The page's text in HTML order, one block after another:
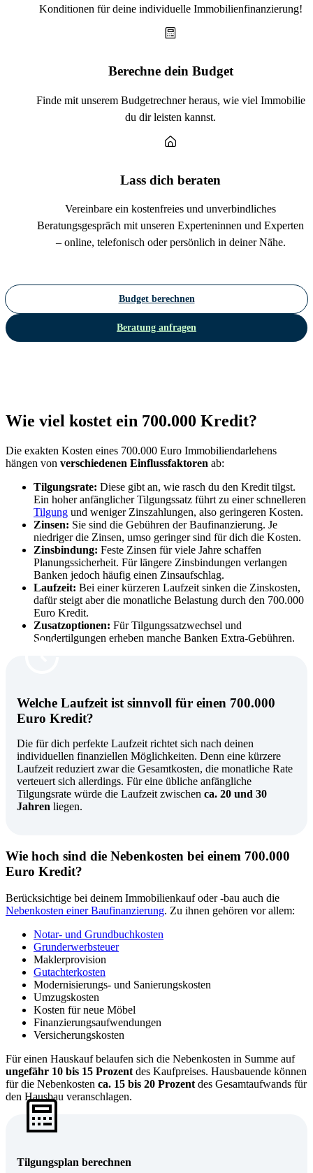
Konditionen für deine individuelle Immobilienfinanzierung!
Berechne dein Budget
Finde mit unserem Budgetrechner heraus, wie viel Immobilie
du dir leisten kannst.
Lass dich beraten
Vereinbare ein kostenfreies und unverbindliches
Beratungsgespräch mit unseren Experteninnen und Experten
– online, telefonisch oder persönlich in deiner Nähe.
Budget berechnen
Beratung anfragen
Wie viel kostet ein 700.000 Kredit?
Die exakten Kosten eines 700.000 Euro Immobiliendarlehens
hängen von verschiedenen Einflussfaktoren ab:
Tilgungsrate: Diese gibt an, wie rasch du den Kredit tilgst.
Ein hoher anfänglicher Tilgungssatz führt zu einer schnelleren
Tilgung und weniger Zinszahlungen, also geringeren Kosten.
Zinsen: Sie sind die Gebühren der Baufinanzierung. Je
niedriger die Zinsen, umso geringer sind für dich die Kosten.
Zinsbindung: Feste Zinsen für viele Jahre schaffen
Planungssicherheit. Für längere Zinsbindungen verlangen
Banken jedoch häufig einen Zinsaufschlag.
Laufzeit: Bei einer kürzeren Laufzeit sinken die Zinskosten,
dafür steigt aber die monatliche Belastung durch den 700.000
Euro Kredit.
Zusatzoptionen: Für Tilgungssatzwechsel und
Sondertilgungen erheben manche Banken Extra-Gebühren.
Welche Laufzeit ist sinnvoll für einen 700.000
Euro Kredit?
Die für dich perfekte Laufzeit richtet sich nach deinen
individuellen finanziellen Möglichkeiten. Denn eine kürzere
Laufzeit reduziert zwar die Gesamtkosten, die monatliche Rate
verteuert sich allerdings. Für eine übliche anfängliche
Tilgungsrate würde die Laufzeit zwischen ca. 20 und 30
Jahren liegen.
Wie hoch sind die Nebenkosten bei einem 700.000
Euro Kredit?
Berücksichtige bei deinem Immobilienkauf oder -bau auch die
Nebenkosten einer Baufinanzierung. Zu ihnen gehören vor allem:
Notar- und Grundbuchkosten
Grunderwerbsteuer
Maklerprovision
Gutachterkosten
Modernisierungs- und Sanierungskosten
Umzugskosten
Kosten für neue Möbel
Finanzierungsaufwendungen
Versicherungskosten
Für einen Hauskauf belaufen sich die Nebenkosten in Summe auf
ungefähr 10 bis 15 Prozent des Kaufpreises. Hausbauende können
für die Nebenkosten ca. 15 bis 20 Prozent des Gesamtaufwands für
den Hausbau veranschlagen.
Tilgungsplan berechnen